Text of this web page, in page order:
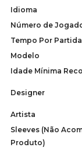
Idioma
Número de
Tempo Por Partida
Modelo
Idade Mínima
Designer
Artista
Sleeves (Não
Produto)